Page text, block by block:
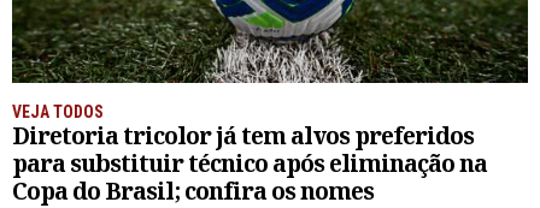
VEJA TODOS
Diretoria tricolor já tem alvos preferidos
para substituir técnico após eliminação na
Copa do Brasil; confira os nomes